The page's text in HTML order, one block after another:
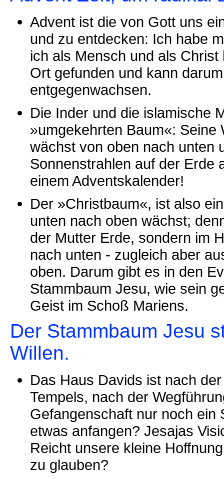
Advent ist die von Gott uns
und zu entdecken: Ich habe
ich als Mensch und als
Ort gefunden und kann
entgegenwachsen.
Die Inder und die islamische
»umgekehrten Baum«: Seine
wächst von oben nach unten
Sonnenstrahlen auf der Erde
einem Adventskalender!
Der »Christbaum«, ist also
unten nach oben wächst;
der Mutter Erde, sondern im
nach unten - zugleich aber
oben. Darum gibt es in den
Stammbaum Jesu, wie sein
Geist im Schoß Mariens.
Der Stammbaum Jesu
Willen.
Das Haus Davids ist nach
Tempels, nach der
Gefangenschaft nur noch ein
etwas anfangen? Jesajas
Reicht unsere kleine
zu glauben?